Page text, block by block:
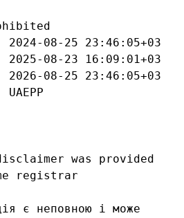
08-25 23:46:05+03
08-23 16:09:01+03
08-25 23:46:05+03
was provided
registrar
є неповною і може